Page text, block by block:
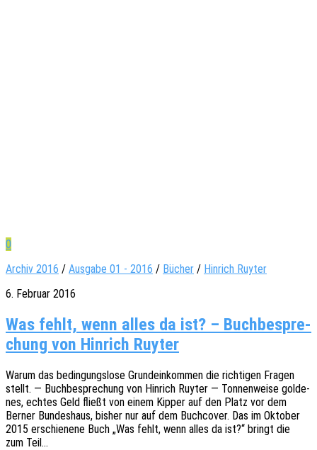
0
Archiv 2016 / Ausgabe 01 - 2016 / Bücher / Hin­rich Ruy­ter
6. Februar 2016
Was fehlt, wenn alles da ist? – Buch­be­spre­
chung von Hin­rich Ruyter
Warum das bedin­gungs­lo­se Grund­ein­kom­men die rich­ti­gen Fragen
stellt. — Buch­be­spre­chung von Hinrich Ruyter — Tonnen­wei­se golde­
nes, echtes Geld fließt von einem Kipper auf den Platz vor dem
Berner Bundes­haus, bisher nur auf dem Buch­co­ver. Das im Okto­ber
2015 erschie­ne­ne Buch „Was fehlt, wenn alles da ist?“ bringt die
zum Teil…